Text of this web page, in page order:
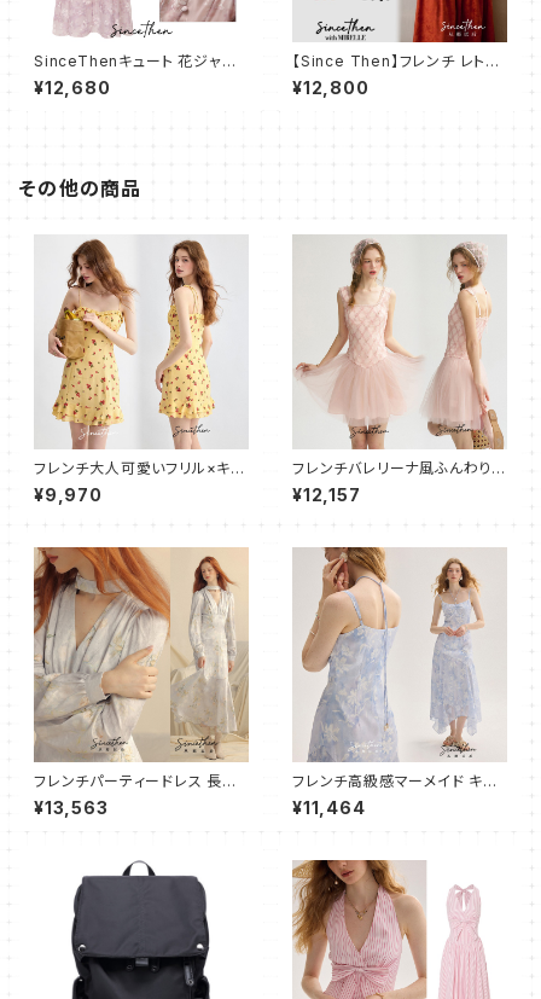
SinceThenキュート 花ジャカ
ード シースルー袖 ロングワンピ
ース
¥12,680
【Since Then】フレンチ レトハ
イエンドス ドレス ワンピース
¥12,800
その他の商品
フレンチ大人可愛いフリル×キャ
ミワンピース ショート
¥9,970
フレンチバレリーナ風ふんわりチ
ュールキャミワンピース
¥12,157
フレンチパーティードレス 長袖
ワンピース/マーメイドライン
¥13,563
フレンチ高級感マーメイド キャ
ミワンピース フレア ロング
¥11,464